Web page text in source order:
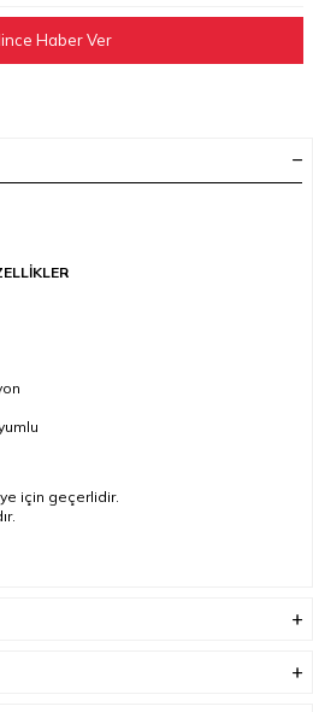
Haber Ver
için geçerlidir.